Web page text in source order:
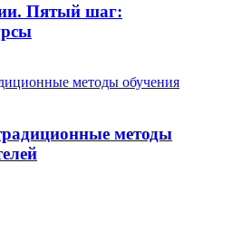
Пятый шаг:
методы